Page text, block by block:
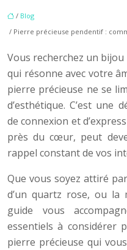
/ Blog
/ Pierre précieuse pendentif :
Vous recherchez un
qui résonne avec votre
pierre précieuse ne se
d’esthétique. C’est une
de connexion et
près du cœur, peut
rappel constant de vos
Que vous soyez attiré
d’un quartz rose, ou la
guide vous
essentiels à considérer
pierre précieuse qui